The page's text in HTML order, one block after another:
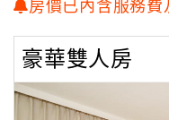
員
帳
戶
temples. There is a
the Global Mall and
hotel to grab a drink!
房價已內含服務費
豪華雙人房